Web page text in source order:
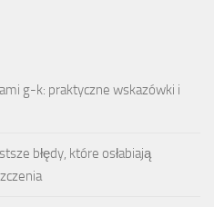
g-k: praktyczne wskazówki i
błędy, które osłabiają